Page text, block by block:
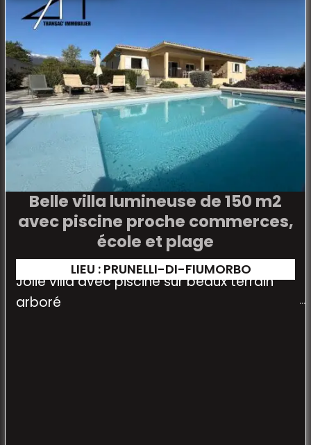
Belle villa lumineuse de 150 m2
avec piscine proche commerces,
école et plage
LIEU : PRUNELLI-DI-FIUMORBO
Jolie villa avec piscine sur beaux terrain
arboré